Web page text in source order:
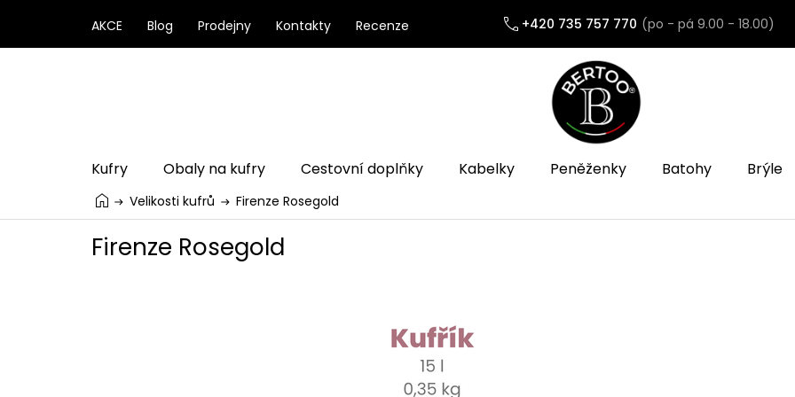
+420 735 757 770
AKCE Blog Prodejny Kontakty Recenze
Kufry Obaly na kufry Cestovní doplňky Kabelky Peněženky Batohy Brýle
Velikosti kufrů Firenze Rosegold
Firenze Rosegold